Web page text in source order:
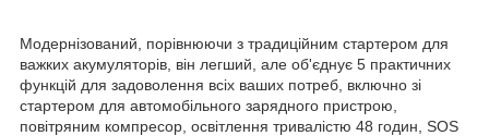
Модернізований, порівнюючи з традиційним стартером для
важких акумуляторів, він легший, але об'єднує 5 практичних
функцій для задоволення всіх ваших потреб, включно зі
стартером для автомобільного зарядного пристрою,
повітряним компресор, освітлення тривалістю 48 годин, SOS